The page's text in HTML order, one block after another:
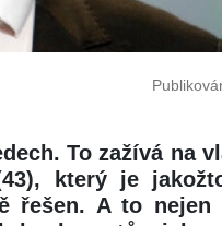
To zažívá na
který je
řešen. A to nejen